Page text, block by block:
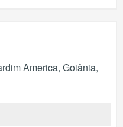
America, Goiânia,